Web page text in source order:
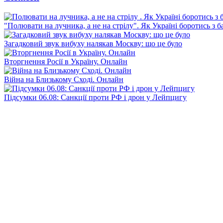
"Полювати на лучника, а не на стрілу". Як Україні боротись з
Загадковий звук вибуху налякав Москву: що це було
Вторгнення Росії в Україну. Онлайн
Війна на Близькому Сході. Онлайн
Підсумки 06.08: Санкції проти РФ і дрон у Лейпцигу